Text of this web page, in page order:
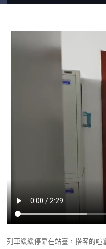
列車緩緩停靠在站臺，搭客的喧